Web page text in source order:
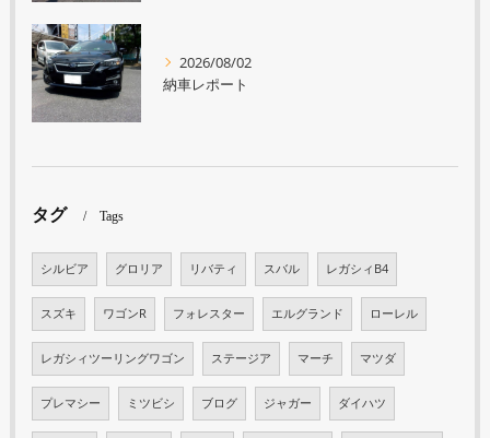
2026/08/02
納車レポート
タグ Tags
シルビア グロリア リバティ スバル レガシィB4
スズキ ワゴンR フォレスター エルグランド ローレル
レガシィツーリングワゴン ステージア マーチ マツダ
プレマシー ミツビシ ブログ ジャガー ダイハツ